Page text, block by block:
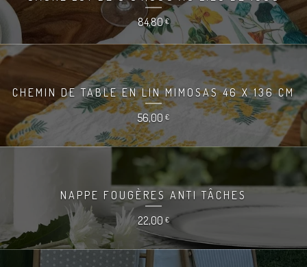
84,80€
CHEMIN DE TABLE EN LIN MIMOSAS 46 X 136 CM
56,00 €
NAPPE FOUGÈRES ANTI TÂCHES
22,00 €